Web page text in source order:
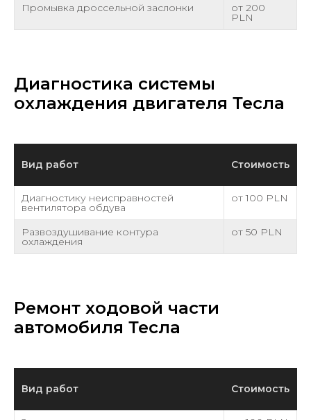
Промывка дроссельной заслонки
от 200
PLN
Диагностика системы
охлаждения двигателя Тесла
Вид работ Стоимость
Диагностику неисправностей
вентилятора обдува
от 100 PLN
Развоздушивание контура
охлаждения
от 50 PLN
Ремонт ходовой части
автомобиля Тесла
Вид работ Стоимость